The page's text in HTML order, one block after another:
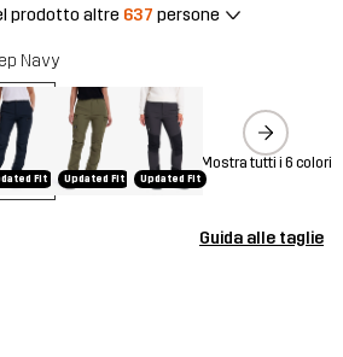
prodotto altre 637 persone
Navy
Fit Updated Fit Updated Fit
Mostra tutti i 6 colori
Guida alle taglie